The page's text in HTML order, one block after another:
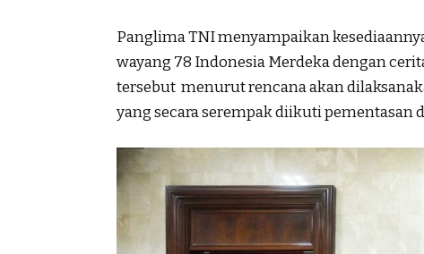
Panglima TNI menyampaikan
wayang 78 Indonesia Merdeka dengan
tersebut menurut rencana akan
yang secara serempak diikuti pementasan